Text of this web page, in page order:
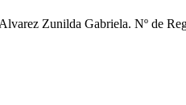
Zunilda Gabriela. Nº de